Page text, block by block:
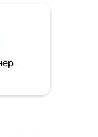
що
а не